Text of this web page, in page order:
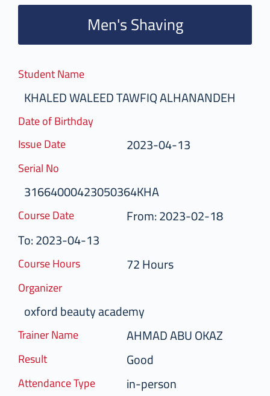
Men's Shaving
Student Name
KHALED WALEED TAWFIQ ALHANANDEH
Date of Birthday
Issue Date
2023-04-13
Serial No
31664000423050364KHA
Course Date
From: 2023-02-18
To: 2023-04-13
Course Hours 72 Hours
Organizer
oxford beauty academy
Trainer Name AHMAD ABU OKAZ
Result Good
Attendance Type in-person